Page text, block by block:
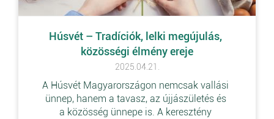
Húsvét – Tradíciók, lelki megújulás,
közösségi élmény ereje
2025.04.21.
A Húsvét Magyarországon nemcsak vallási
ünnep, hanem a tavasz, az újjászületés és
a közösség ünnepe is. A keresztény